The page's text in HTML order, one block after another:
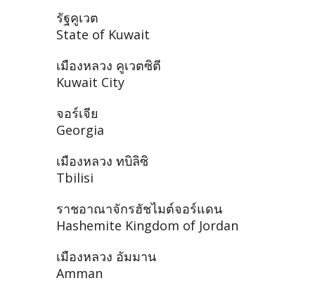
รัฐคูเวต
State of Kuwait
เมืองหลวง คูเวตซิตี
Kuwait City
จอร์เจีย
Georgia
เมืองหลวง ทบิลิซิ
Tbilisi
ราชอาณาจักรฮัชไมต์จอร์แดน
Hashemite Kingdom of Jordan
เมืองหลวง อัมมาน
Amman